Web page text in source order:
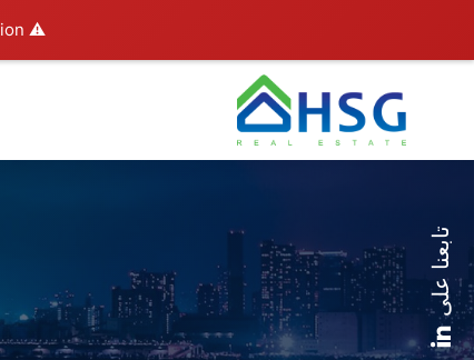
⚠️ Hosting plan for this site has expired.
تابعنا على